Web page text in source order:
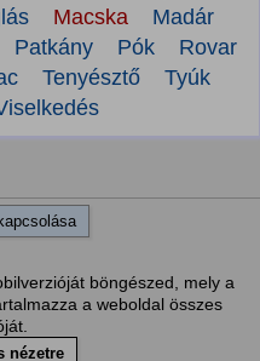
Macska
Madár
Patkány Pók
Rovar
Tenyésztő
Tyúk
böngészed, mely a
a weboldal összes
nézetre